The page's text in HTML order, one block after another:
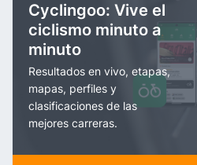
Cyclingoo: Vive el
ciclismo minuto a
minuto
Resultados en vivo, etapas,
mapas, perfiles y
clasificaciones de las
mejores carreras.